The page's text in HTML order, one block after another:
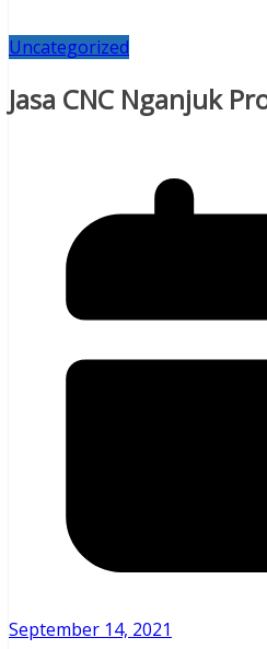
Uncategorized
Jasa CNC Nganjuk
September 14, 2021